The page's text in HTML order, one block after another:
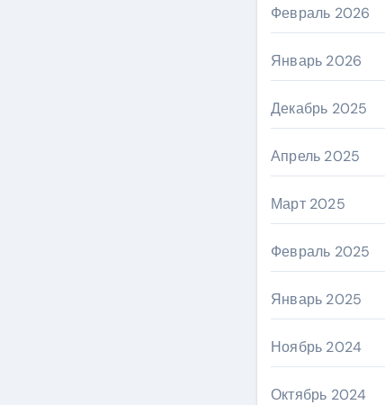
Февраль 2026
Январь 2026
Декабрь 2025
Апрель 2025
Март 2025
Февраль 2025
Январь 2025
Ноябрь 2024
Октябрь 2024